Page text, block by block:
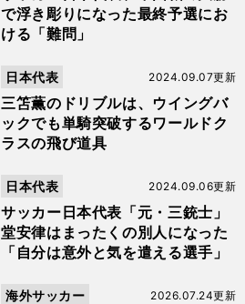
で浮き彫りになった最終予選にお
ける「難問」
三笘薫のドリブルは、ウイングバ
ックでも単騎突破するワールドク
ラスの飛び道具
2024.09.07更新
日本代表
サッカー日本代表「元・三銃士」
堂安律はまったくの別人になった
「自分は意外と気を遣える選手」
2024.09.06更新
日本代表
2026.07.24更新
海外サッカー